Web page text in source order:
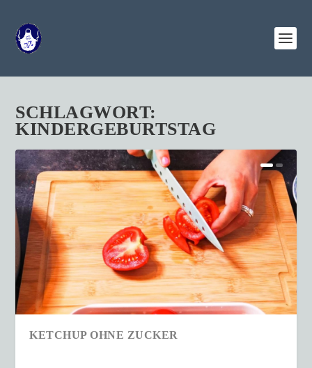
SCHLAGWORT:
KINDERGEBURTSTAG
KETCHUP OHNE ZUCKER